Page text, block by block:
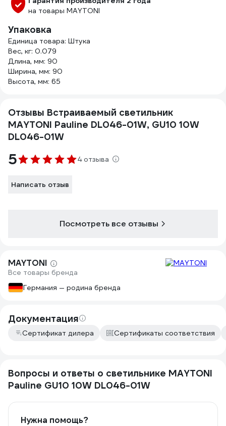
на товары MAYTONI
Упаковка
Единица товара: Штука
Вес, кг: 0.079
Длина, мм: 90
Ширина, мм: 90
Высота, мм: 65
Отзывы Встраиваемый светильник
MAYTONI Pauline DL046-01W, GU10 10W
DL046-01W
5 4 отзыва
Написать отзыв
Посмотреть все отзывы
MAYTONI
Все товары бренда
Германия — родина бренда
Документация
Сертификат дилера Сертификаты соответствия
Вопросы и ответы о светильнике MAYTONI
Pauline GU10 10W DL046-01W
Нужна помощь?